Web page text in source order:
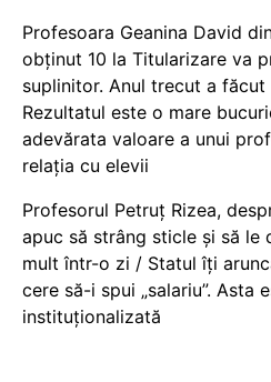
Profesoara Geanina David
obținut 10 la Titularizare va
suplinitor. Anul trecut a făcut
Rezultatul este o mare
adevărata valoare a unui
relația cu elevii
Profesorul Petruț Rizea,
apuc să strâng sticle și să le
mult într-o zi / Statul îți
cere să-i spui „salariu”. Asta
instituționalizată